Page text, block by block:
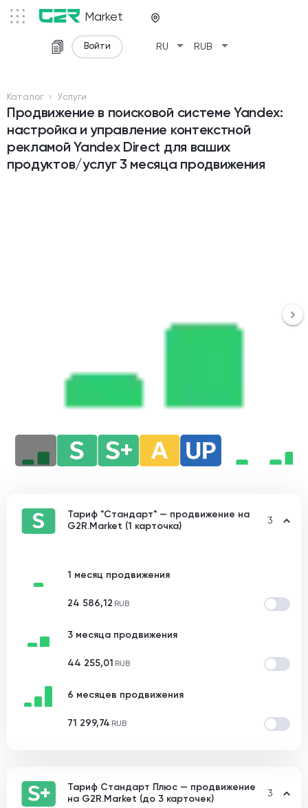
Market
RU arrow_drop_down RUB arrow_drop_down
Войти
Каталог Услуги
Продвижение в поисковой системе Yandex:
настройка и управление контекстной
рекламой Yandex Direct для ваших
продуктов/услуг 3 месяца продвижения
Тариф "Стандарт" — продвижение на
G2R.Market (1 карточка)
3
1 месяц продвижения
24 586,12 RUB
3 месяца продвижения
44 255,01 RUB
6 месяцев продвижения
71 299,74 RUB
Тариф Стандарт Плюс — продвижение
на G2R.Market (до 3 карточек)
3